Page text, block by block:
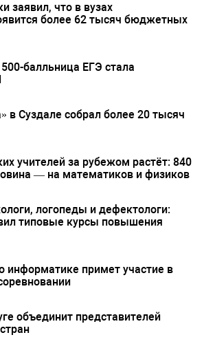
заявил, что в вузах
более 62 тысяч бюджетных
балльница ЕГЭ стала
в Суздале собрал более 20 тысяч
учителей за рубежом растёт: 840
— на математиков и физиков
логопеды и дефектологи:
типовые курсы повышения
информатике примет участие в
объединит представителей